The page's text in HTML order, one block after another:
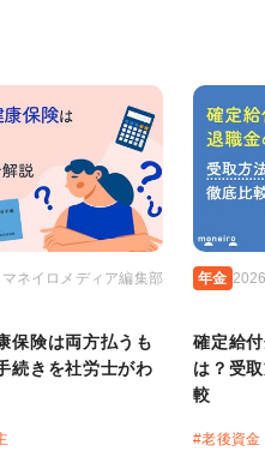
マネイロメディア編集部
保険は両方払うも
続きを社労士がわ
年金
確定給
は？受
較
#老後資金